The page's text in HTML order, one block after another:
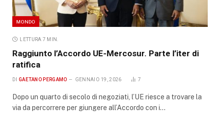
MONDO
LETTURA 7 MIN.
Raggiunto l’Accordo UE-Mercosur. Parte l’iter di
ratifica
DI GAETANO PERGAMO GENNAIO 19, 2026 7
Dopo un quarto di secolo di negoziati, l’UE riesce a trovare la
via da percorrere per giungere all’Accordo con i…